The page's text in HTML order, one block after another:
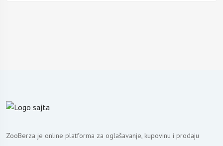
ZooBerza je online platforma za oglašavanje, kupovinu i prodaju